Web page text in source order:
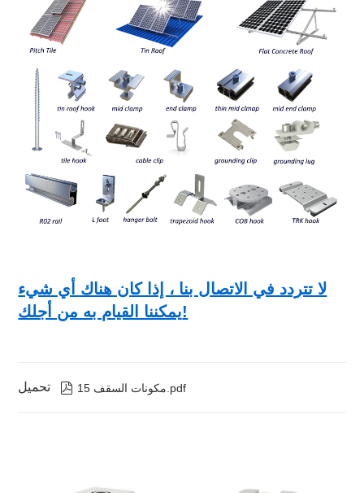
لا تتردد في الاتصال بنا ، إذا كان هناك أي شيء
يمكننا القيام به من أجلك!
تحميل  مكونات السقف 15.pdf